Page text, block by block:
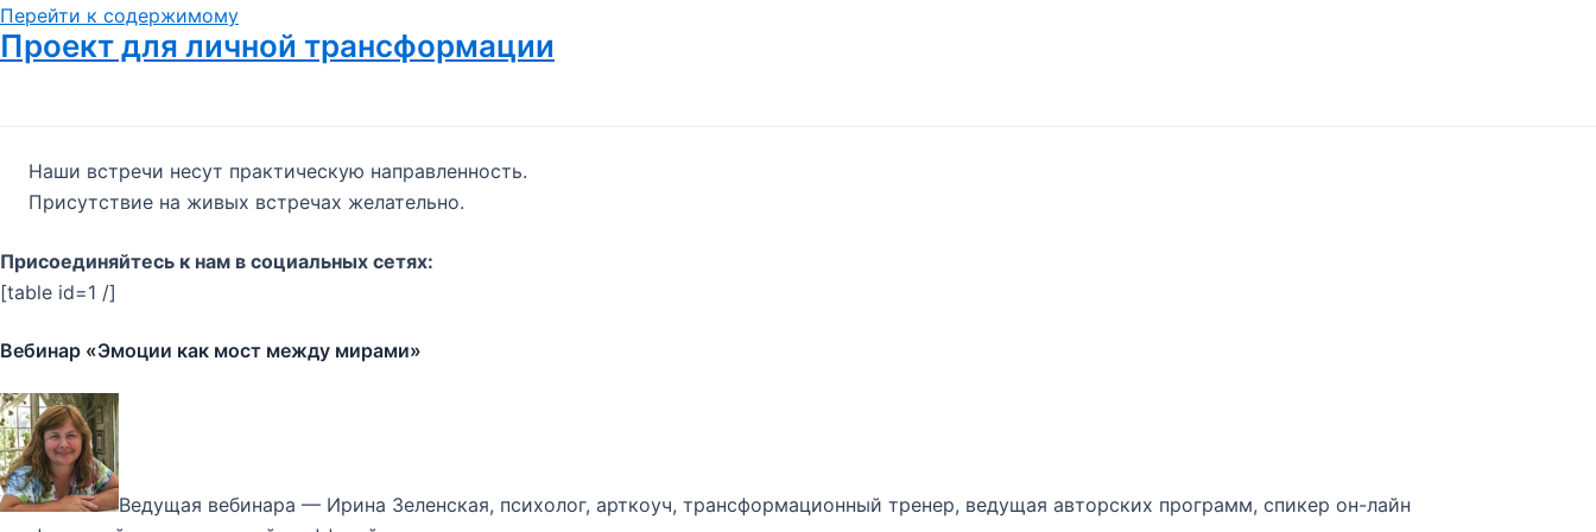
Перейти к содержимому
Проект для личной трансформации
Наши встречи несут практическую направленность.
Присутствие на живых встречах желательно.
Присоединяйтесь к нам в социальных сетях:
[table id=1 /]
Вебинар «Эмоции как мост между мирами»
Ведущая вебинара — Ирина Зеленская, психолог, арткоуч, трансформационный тренер, ведущая авторских программ, спикер он-лайн